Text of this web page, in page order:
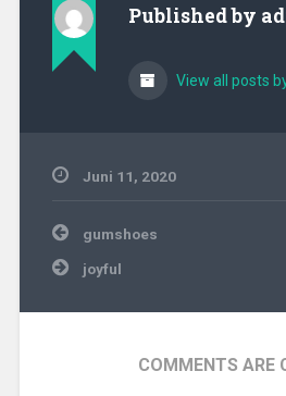
Published by
View all posts
Juni 11, 2020
Beitragsnavigation
gumshoes
joyful
COMMENTS ARE